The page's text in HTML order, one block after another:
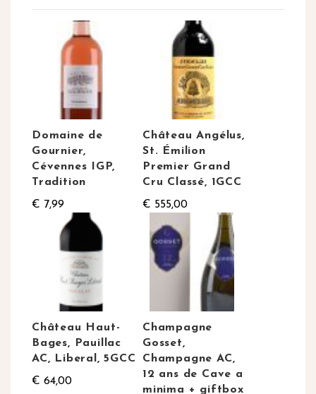
Domaine de
Gournier,
Cévennes IGP,
Tradition
€ 7,99
Château Angélus,
St. Émilion
Premier Grand
Cru Classé, 1GCC
€ 555,00
Château Haut-
Bages, Pauillac
AC, Liberal, 5GCC
€ 64,00
Champagne
Gosset,
Champagne AC,
12 ans de Cave a
minima + giftbox